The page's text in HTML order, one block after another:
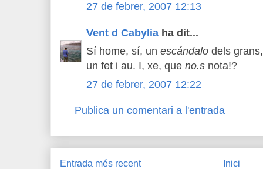
27 de febrer, 2007 12:13
Vent d Cabylia ha dit...
Sí home, sí, un escándalo dels
un fet i au. I, xe, que no.s nota!?
27 de febrer, 2007 12:22
Publica un comentari a l'entrada
Entrada més recent Inici